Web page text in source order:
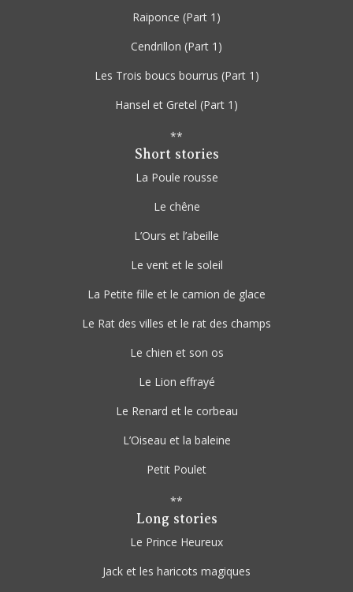
Raiponce (Part 1)
Cendrillon (Part 1)
Les Trois boucs bourrus (Part 1)
Hansel et Gretel (Part 1)
**
Short stories
La Poule rousse
Le chêne
L’Ours et l’abeille
Le vent et le soleil
La Petite fille et le camion de glace
Le Rat des villes et le rat des champs
Le chien et son os
Le Lion effrayé
Le Renard et le corbeau
L’Oiseau et la baleine
Petit Poulet
**
Long stories
Le Prince Heureux
Jack et les haricots magiques